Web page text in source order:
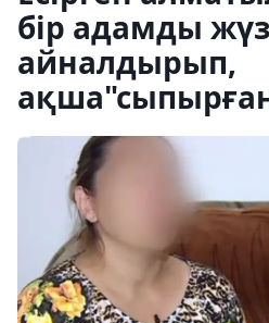
бір адамды жүз
айналдырып,